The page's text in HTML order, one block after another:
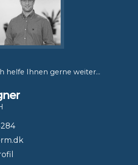
helfe Ihnen gerne weiter...